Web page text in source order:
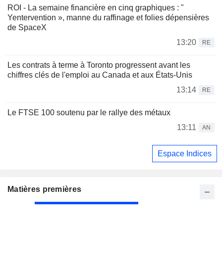
ROI - La semaine financière en cinq graphiques : "
Yentervention », manne du raffinage et folies dépensières
de SpaceX
13:20
RE
Les contrats à terme à Toronto progressent avant les
chiffres clés de l'emploi au Canada et aux États-Unis
13:14
RE
Le FTSE 100 soutenu par le rallye des métaux
13:11
AN
Espace Indices
Matières premières